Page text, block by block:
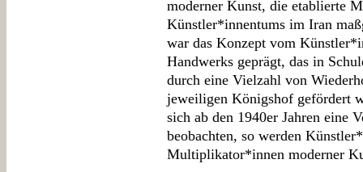
moderner Kunst, die etablierte
Künstler*innentums im Iran
war das Konzept vom
Handwerks geprägt, das in
durch eine Vielzahl von
jeweiligen Königshof gefördert
sich ab den 1940er Jahren eine
beobachten, so werden
Multiplikator*innen moderner